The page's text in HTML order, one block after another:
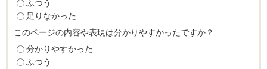
ふつう
足りなかった
このページの内容や表現は分かりやすかったですか？
分かりやすかった
ふつう